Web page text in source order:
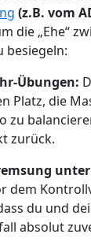
(z.B. vom
die „Ehe“
besiegeln:
Übungen:
Platz, die
zu
zurück.
dem
du und
absolut